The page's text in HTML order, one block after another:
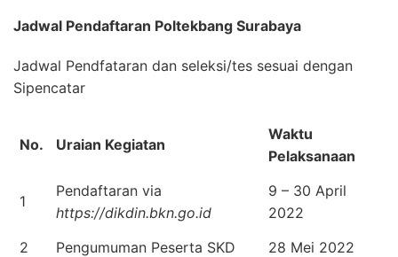
Jadwal Pendaftaran Poltekbang Surabaya
Jadwal Pendfataran dan seleksi/tes sesuai dengan
Sipencatar
No. Uraian Kegiatan
Waktu
Pelaksanaan
1
Pendaftaran via
https://dikdin.bkn.go.id
9 – 30 April
2022
2
Pengumuman Peserta SKD
28 Mei 2022